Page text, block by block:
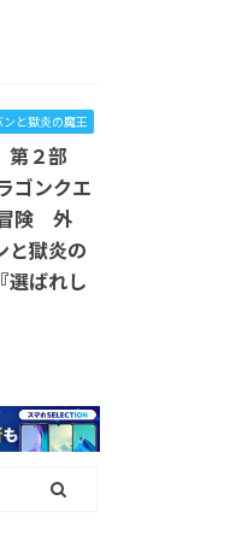
と獄炎の魔王
第２部
ゴンクエ
険 外
獄炎の
選ばれし